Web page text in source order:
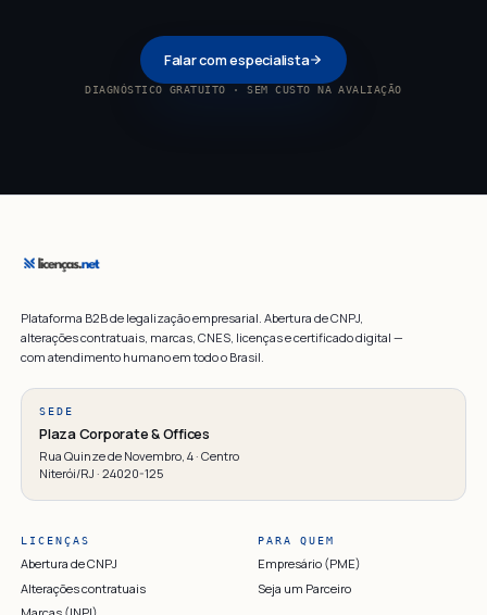
Falar com especialista
DIAGNÓSTICO GRATUITO · SEM CUSTO NA AVALIAÇÃO
Plataforma B2B de legalização empresarial. Abertura de CNPJ,
alterações contratuais, marcas, CNES, licenças e certificado digital —
com atendimento humano em todo o Brasil.
SEDE
Plaza Corporate & Offices
Rua Quinze de Novembro, 4 · Centro
Niterói/RJ · 24020-125
LICENÇAS
Abertura de CNPJ
Alterações contratuais
PARA QUEM
Empresário (PME)
Seja um Parceiro